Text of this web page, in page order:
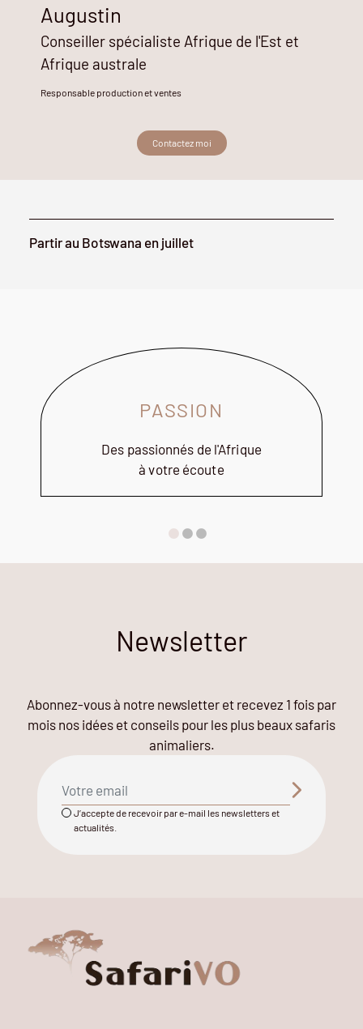
Augustin
Conseiller spécialiste Afrique de l'Est et
Afrique australe
Responsable production et ventes
Contactez moi
Partir au Botswana en juillet
PASSION
Des passionnés de l'Afrique
à votre écoute
Newsletter
Abonnez-vous à notre newsletter et recevez 1 fois par
mois nos idées et conseils pour les plus beaux safaris
animaliers.
J’accepte de recevoir par e-mail les newsletters et
actualités.